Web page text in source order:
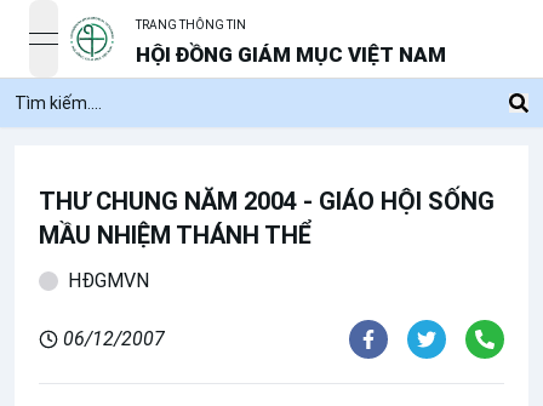
open navigation menu
TRANG THÔNG TIN
HỘI ĐỒNG GIÁM MỤC VIỆT NAM
THƯ CHUNG NĂM 2004 - GIÁO HỘI SỐNG
MẦU NHIỆM THÁNH THỂ
HĐGMVN
06/12/2007